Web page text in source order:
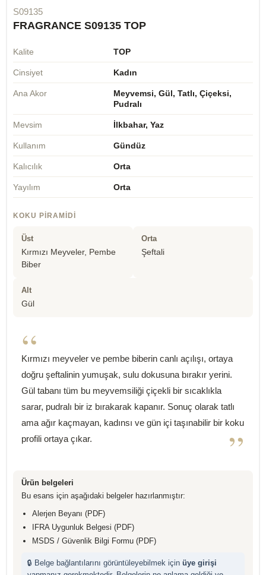
S09135
FRAGRANCE S09135 TOP
Kalite TOP
Cinsiyet Kadın
Ana Akor
Meyvemsi, Gül, Tatlı, Çiçeksi,
Pudralı
Mevsim İlkbahar, Yaz
Kullanım Gündüz
Kalıcılık Orta
Yayılım Orta
KOKU PIRAMIDI
Üst
Kırmızı Meyveler, Pembe
Biber
Orta
Şeftali
Alt
Gül
“
Kırmızı meyveler ve pembe biberin canlı açılışı, ortaya
doğru şeftalinin yumuşak, sulu dokusuna bırakır yerini.
Gül tabanı tüm bu meyvemsiliği çiçekli bir sıcaklıkla
sarar, pudralı bir iz bırakarak kapanır. Sonuç olarak tatlı
ama ağır kaçmayan, kadınsı ve gün içi taşınabilir bir koku
profili ortaya çıkar.
”
Ürün belgeleri
Bu esans için aşağıdaki belgeler hazırlanmıştır:
Alerjen Beyanı (PDF)
IFRA Uygunluk Belgesi (PDF)
MSDS / Güvenlik Bilgi Formu (PDF)
🔒 Belge bağlantılarını görüntüleyebilmek için üye girişi